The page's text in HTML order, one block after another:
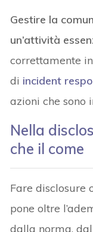
Gestire la
un’attività
correttamente
di incident
azioni che sono
Nella
che il come
Fare disclosure
pone oltre
dalla norma,